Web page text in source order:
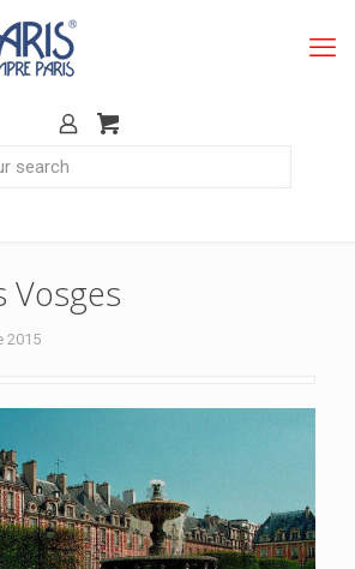
Vosges
2015